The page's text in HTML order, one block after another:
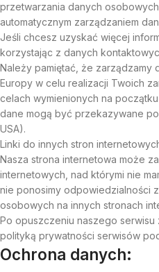
przetwarzania danych
automatycznym zarządzaniem
Jeśli chcesz uzyskać więcej
korzystając z danych
Należy pamiętać, że zarządzamy
Europy w celu realizacji Twoich
celach wymienionych na
dane mogą być przekazywane
USA).
Linki do innych stron
Nasza strona internetowa może
internetowych, nad którymi nie
nie ponosimy odpowiedzialności
osobowych na innych stronach
Po opuszczeniu naszego serwisu
polityką prywatności serwisów
Ochrona danych: